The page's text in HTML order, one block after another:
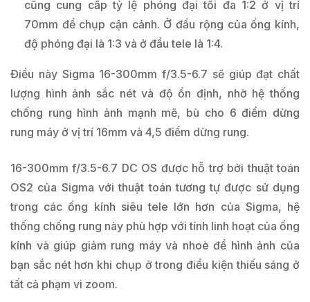
cũng cung cấp tỷ lệ phóng đại tối đa 1:2 ở vị trí
70mm để chụp cận cảnh. Ở đầu rộng của ống kính,
độ phóng đại là 1:3 và ở đầu tele là 1:4.
Điều này Sigma 16-300mm f/3.5-6.7 sẽ giúp đạt chất
lượng hình ảnh sắc nét và độ ổn định, nhờ hệ thống
chống rung hình ảnh mạnh mẽ, bù cho 6 điểm dừng
rung máy ở vị trí 16mm và 4,5 điểm dừng rung.
16-300mm f/3.5-6.7 DC OS được hỗ trợ bởi thuật toán
OS2 của Sigma với thuật toán tương tự được sử dụng
trong các ống kính siêu tele lớn hơn của Sigma, hệ
thống chống rung này phù hợp với tính linh hoạt của ống
kính và giúp giảm rung máy và nhoè để hình ảnh của
bạn sắc nét hơn khi chụp ở trong điều kiện thiếu sáng ở
tất cả phạm vi zoom.